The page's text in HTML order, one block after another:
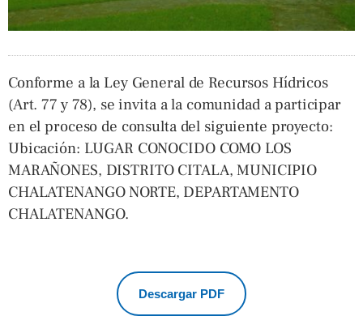
Conforme a la Ley General de Recursos Hídricos
(Art. 77 y 78), se invita a la comunidad a participar
en el proceso de consulta del siguiente proyecto:
Ubicación: LUGAR CONOCIDO COMO LOS
MARAÑONES, DISTRITO CITALA, MUNICIPIO
CHALATENANGO NORTE, DEPARTAMENTO
CHALATENANGO.
Descargar PDF